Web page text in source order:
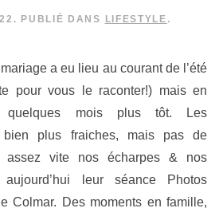
. PUBLIÉ DANS LIFESTYLE .
a eu lieu au courant de l’été
pour vous le raconter!) mais en
quelques mois plus tôt. Les
bien plus fraiches, mais pas de
assez vite nos écharpes & nos
aujourd’hui leur séance Photos
Colmar. Des moments en famille,